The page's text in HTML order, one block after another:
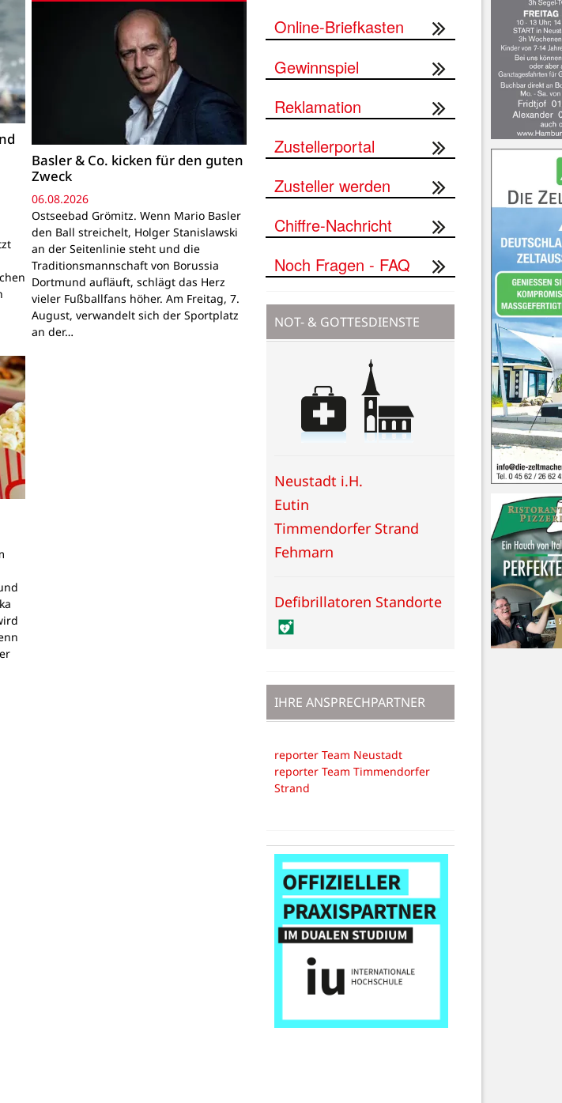
Basler & Co. kicken für den guten
Zweck
06.08.2026
Ostseebad Grömitz. Wenn Mario Basler
den Ball streichelt, Holger Stanislawski
an der Seitenlinie steht und die
Traditionsmannschaft von Borussia
Dortmund aufläuft, schlägt das Herz
vieler Fußballfans höher. Am Freitag, 7.
August, verwandelt sich der Sportplatz
an der…
Online-Briefkasten
Gewinnspiel
Reklamation
Zustellerportal
Zusteller werden
Chiffre-Nachricht
Noch Fragen - FAQ
NOT- & GOTTESDIENSTE
Neustadt i.H.
Eutin
Timmendorfer Strand
Fehmarn
Defibrillatoren Standorte
IHRE ANSPRECHPARTNER
reporter Team Neustadt
reporter Team Timmendorfer
Strand